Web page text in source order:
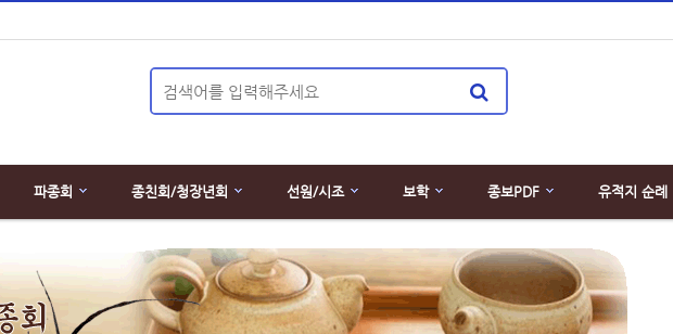
파종회 종친회/청장년회 선원/시조 보학 종보PDF 유적지 순례